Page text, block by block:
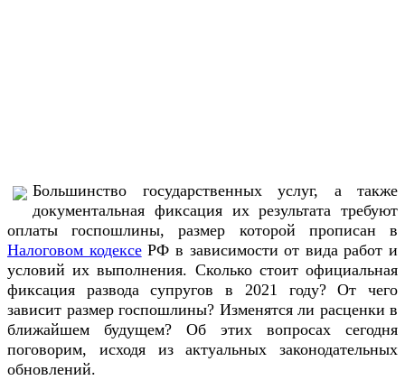
Большинство государственных услуг, а также
документальная фиксация их результата требуют
оплаты госпошлины, размер которой прописан в
Налоговом кодексеРФ в зависимости от вида работ и
условий их выполнения. Сколько стоит официальная
фиксация развода супругов в 2021 году? От чего
зависит размер госпошлины? Изменятся ли расценки в
ближайшем будущем? Об этих вопросах сегодня
поговорим, исходя из актуальных законодательных
обновлений.